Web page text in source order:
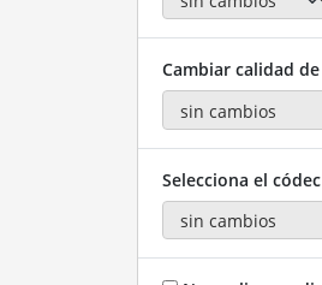
Cambiar calidad
Selecciona el